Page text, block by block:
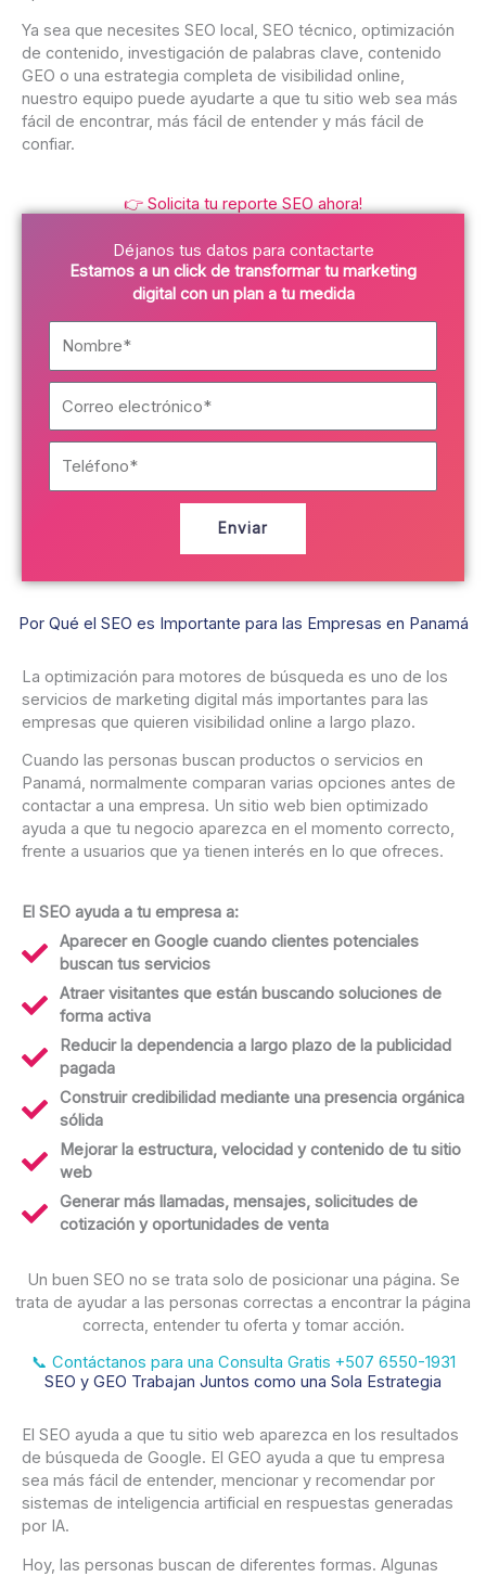
Ya sea que necesites SEO local, SEO técnico, optimización
de contenido, investigación de palabras clave, contenido
GEO o una estrategia completa de visibilidad online,
nuestro equipo puede ayudarte a que tu sitio web sea más
fácil de encontrar, más fácil de entender y más fácil de
confiar.
👉 Solicita tu reporte SEO ahora!
Déjanos tus datos para contactarte
Estamos a un click de transformar tu marketing
digital con un plan a tu medida
m
e
r
t
n
i
c
o
l
n
Enviar
Por Qué el SEO es Importante para las Empresas en Panamá
La optimización para motores de búsqueda es uno de los
servicios de marketing digital más importantes para las
empresas que quieren visibilidad online a largo plazo.
Cuando las personas buscan productos o servicios en
Panamá, normalmente comparan varias opciones antes de
contactar a una empresa. Un sitio web bien optimizado
ayuda a que tu negocio aparezca en el momento correcto,
frente a usuarios que ya tienen interés en lo que ofreces.
El SEO ayuda a tu empresa a:
Aparecer en Google cuando clientes potenciales
buscan tus servicios
Atraer visitantes que están buscando soluciones de
forma activa
Reducir la dependencia a largo plazo de la publicidad
pagada
Construir credibilidad mediante una presencia orgánica
sólida
Mejorar la estructura, velocidad y contenido de tu sitio
web
Generar más llamadas, mensajes, solicitudes de
cotización y oportunidades de venta
Un buen SEO no se trata solo de posicionar una página. Se
trata de ayudar a las personas correctas a encontrar la página
correcta, entender tu oferta y tomar acción.
📞 Contáctanos para una Consulta Gratis +507 6550-1931
SEO y GEO Trabajan Juntos como una Sola Estrategia
El SEO ayuda a que tu sitio web aparezca en los resultados
de búsqueda de Google. El GEO ayuda a que tu empresa
sea más fácil de entender, mencionar y recomendar por
sistemas de inteligencia artificial en respuestas generadas
por IA.
Hoy, las personas buscan de diferentes formas. Algunas